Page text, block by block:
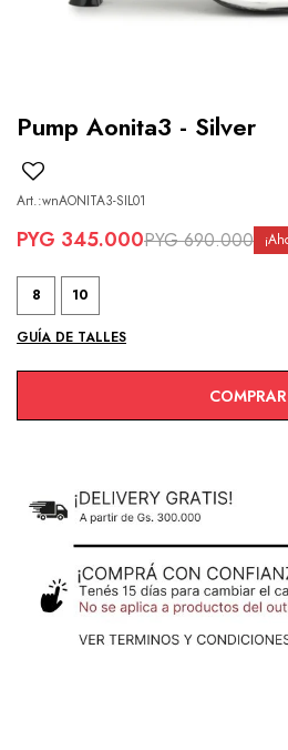
Pump Aonita3 - Silver
wnAONITA3-SIL01
PYG 345.000PYG 690.000
8 10
GUÍA DE TALLES
COMPRAR